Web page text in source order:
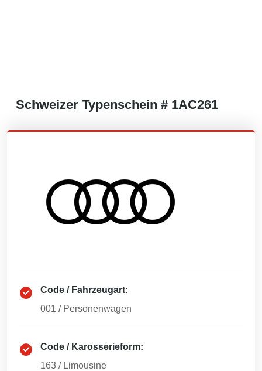
Schweizer Typenschein # 1AC261
Code / Fahrzeugart:
001 / Personenwagen
Code / Karosserieform:
163 / Limousine